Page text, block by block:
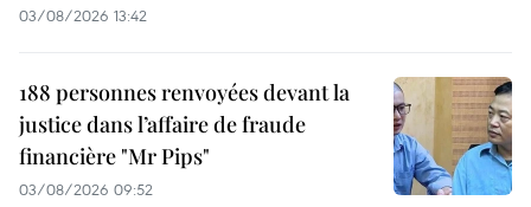
03/08/2026 13:42
188 personnes renvoyées devant la
justice dans l’affaire de fraude
financière "Mr Pips"
03/08/2026 09:52